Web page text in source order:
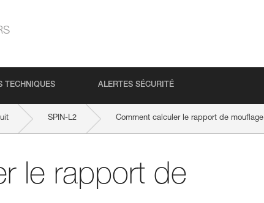
TECHNIQUES ALERTES SÉCURITÉ
SPIN-L2 Comment calculer le rapport de mouflage
le rapport de